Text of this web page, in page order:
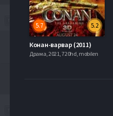
5.2
5.7
Конан-варвар (2011)
Драма, 2021, 720hd, mobilen